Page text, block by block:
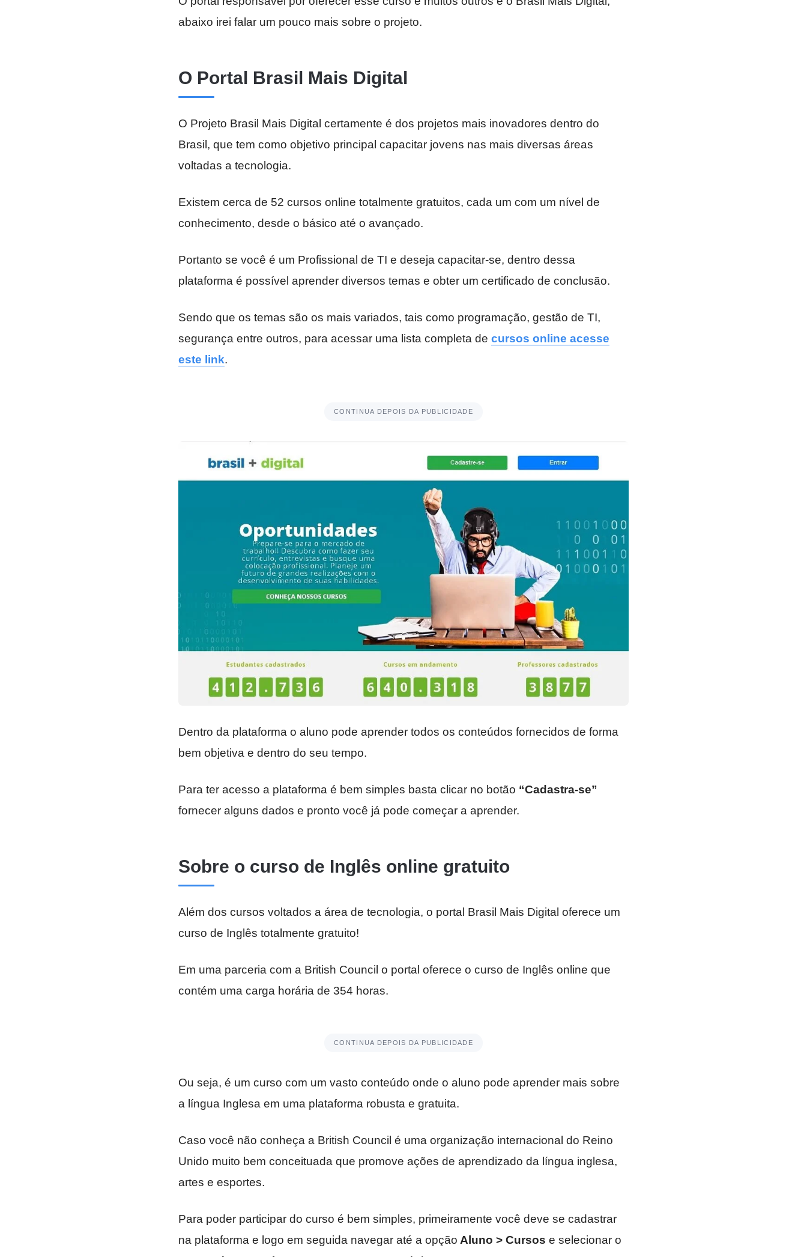
abaixo irei falar um pouco mais sobre o projeto.
O Portal Brasil Mais Digital
O Projeto Brasil Mais Digital certamente é dos projetos mais inovadores dentro do
Brasil, que tem como objetivo principal capacitar jovens nas mais diversas áreas
voltadas a tecnologia.
Existem cerca de 52 cursos online totalmente gratuitos, cada um com um nível de
conhecimento, desde o básico até o avançado.
Portanto se você é um Profissional de TI e deseja capacitar-se, dentro dessa
plataforma é possível aprender diversos temas e obter um certificado de conclusão.
Sendo que os temas são os mais variados, tais como programação, gestão de TI,
segurança entre outros, para acessar uma lista completa de cursos online acesse
este link.
CONTINUA DEPOIS DA PUBLICIDADE
Dentro da plataforma o aluno pode aprender todos os conteúdos fornecidos de forma
bem objetiva e dentro do seu tempo.
Para ter acesso a plataforma é bem simples basta clicar no botão “Cadastra-se”
fornecer alguns dados e pronto você já pode começar a aprender.
Sobre o curso de Inglês online gratuito
Além dos cursos voltados a área de tecnologia, o portal Brasil Mais Digital oferece um
curso de Inglês totalmente gratuito!
Em uma parceria com a British Council o portal oferece o curso de Inglês online que
contém uma carga horária de 354 horas.
CONTINUA DEPOIS DA PUBLICIDADE
Ou seja, é um curso com um vasto conteúdo onde o aluno pode aprender mais sobre
a língua Inglesa em uma plataforma robusta e gratuita.
Caso você não conheça a British Council é uma organização internacional do Reino
Unido muito bem conceituada que promove ações de aprendizado da língua inglesa,
artes e esportes.
Para poder participar do curso é bem simples, primeiramente você deve se cadastrar
na plataforma e logo em seguida navegar até a opção Aluno > Cursos e selecionar o